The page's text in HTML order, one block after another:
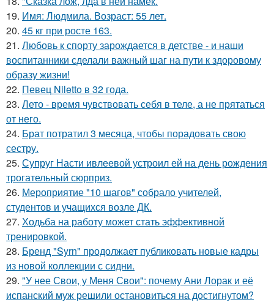
19. Имя: Людмила. Возраст: 55 лет.
20. 45 кг при росте 163.
21. Любовь к спорту зарождается в детстве - и наши
воспитанники сделали важный шаг на пути к здоровому
образу жизни!
22. Певец Niletto в 32 года.
23. Лето - время чувствовать себя в теле, а не прятаться
от него.
24. Брат потратил 3 месяца, чтобы порадовать свою
сестру.
25. Супруг Насти ивлеевой устроил ей на день рождения
трогательный сюрприз.
26. Мероприятие "10 шагов" собрало учителей,
студентов и учащихся возле ДК.
27. Ходьба на работу может стать эффективной
тренировкой.
28. Бренд "Syrn" продолжает публиковать новые кадры
из новой коллекции с сидни.
29. "У нее Свои, у Меня Свои": почему Ани Лорак и её
испанский муж решили остановиться на достигнутом?